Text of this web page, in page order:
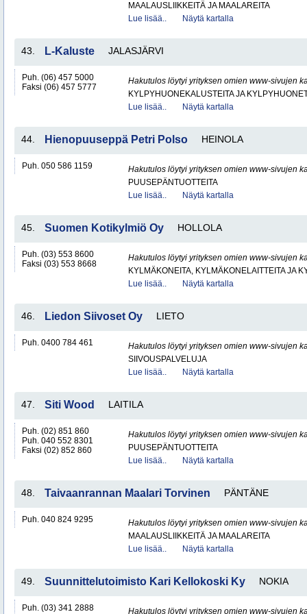
MAALAUSLIIKKEITÄ JA MAALAREITA
Lue lisää..
Näytä kartalla
43. L-Kaluste JALASJÄRVI
Puh. (06) 457 5000
Faksi (06) 457 5777
Hakutulos löytyi yrityksen omien www-sivujen
KYLPYHUONEKALUSTEITA JA
Lue lisää..
Näytä kartalla
44. Hienopuuseppä Petri Polso HEINOLA
Puh. 050 586 1159
Hakutulos löytyi yrityksen omien www-sivujen
PUUSEPÄNTUOTTEITA
Lue lisää..
Näytä kartalla
45. Suomen Kotikylmiö Oy HOLLOLA
Puh. (03) 553 8600
Faksi (03) 553 8668
Hakutulos löytyi yrityksen omien www-sivujen
KYLMÄKONEITA, KYLMÄKONELAITTEITA JA
Lue lisää..
Näytä kartalla
46. Liedon Siivoset Oy LIETO
Puh. 0400 784 461
Hakutulos löytyi yrityksen omien www-sivujen
SIIVOUSPALVELUJA
Lue lisää..
Näytä kartalla
47. Siti Wood LAITILA
Puh. (02) 851 860
Puh. 040 552 8301
Faksi (02) 852 860
Hakutulos löytyi yrityksen omien www-sivujen
PUUSEPÄNTUOTTEITA
Lue lisää..
Näytä kartalla
48. Taivaanrannan Maalari Torvinen PÄNTÄNE
Puh. 040 824 9295
Hakutulos löytyi yrityksen omien www-sivujen
MAALAUSLIIKKEITÄ JA MAALAREITA
Lue lisää..
Näytä kartalla
49. Suunnittelutoimisto Kari Kellokoski Ky NOKIA
Puh. (03) 341 2888
Hakutulos löytyi yrityksen omien www-sivujen